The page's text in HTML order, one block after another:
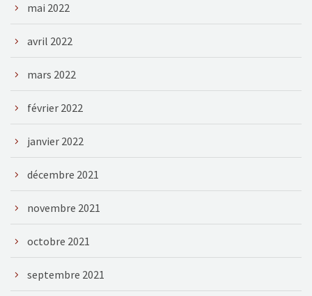
mai 2022
avril 2022
mars 2022
février 2022
janvier 2022
décembre 2021
novembre 2021
octobre 2021
septembre 2021